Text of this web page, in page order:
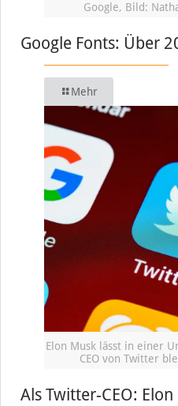
Google, Bild:
Google Fonts: Über
Mehr
Elon Musk lässt in einer
CEO von Twitter
Als Twitter-CEO: